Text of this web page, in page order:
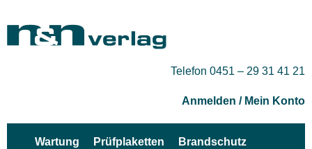
Telefon 0451 – 29 31 41 21
Anmelden / Mein Konto
Wartung Prüfplaketten
Brandschutz